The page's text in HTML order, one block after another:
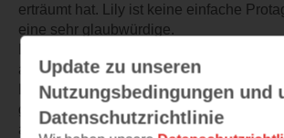
erträumt hat. Lily ist keine einfache
eine sehr glaubwürdige.
an manchen Stellen – was gut zum Titel
Logik, das sind hier tatsächlich zwei
gegeneinander arbeiten, und Curtis lässt
am Ende gewinnt.
Update zu unseren
Nutzungsbedingungen und
Datenschutzrichtlinie